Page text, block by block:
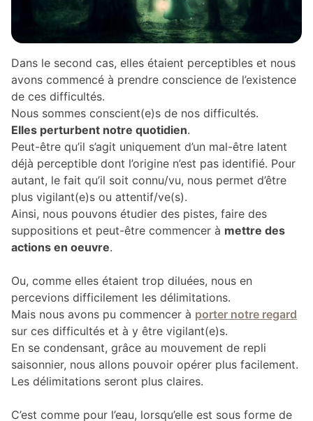
Dans le second cas, elles étaient perceptibles et nous
avons commencé à prendre conscience de l’existence
de ces difficultés.
Nous sommes conscient(e)s de nos difficultés.
Elles perturbent notre quotidien.
Peut-être qu’il s’agit uniquement d’un mal-être latent
déjà perceptible dont l’origine n’est pas identifié. Pour
autant, le fait qu’il soit connu/vu, nous permet d’être
plus vigilant(e)s ou attentif/ve(s).
Ainsi, nous pouvons étudier des pistes, faire des
suppositions et peut-être commencer à mettre des
actions en oeuvre.
Ou, comme elles étaient trop diluées, nous en
percevions difficilement les délimitations.
Mais nous avons pu commencer à porter notre regard
sur ces difficultés et à y être vigilant(e)s.
En se condensant, grâce au mouvement de repli
saisonnier, nous allons pouvoir opérer plus facilement.
Les délimitations seront plus claires.
C’est comme pour l’eau, lorsqu’elle est sous forme de